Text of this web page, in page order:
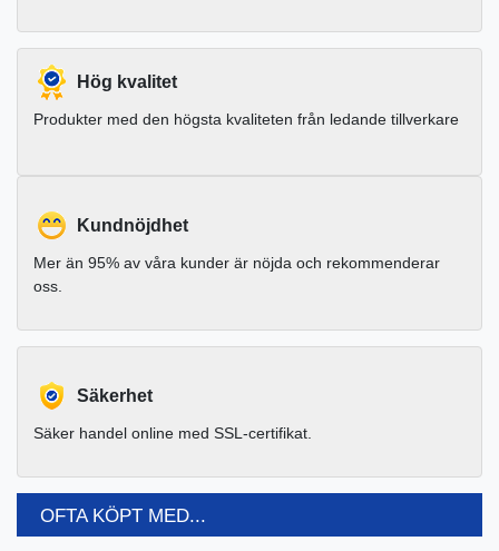
Hög kvalitet
Produkter med den högsta kvaliteten från ledande tillverkare
Kundnöjdhet
Mer än 95% av våra kunder är nöjda och rekommenderar
oss.
Säkerhet
Säker handel online med SSL-certifikat.
OFTA KÖPT MED...